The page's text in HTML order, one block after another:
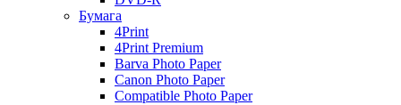
Бумага
4Print
4Print Premium
Barva Photo Paper
Canon Photo Paper
Compatible Photo Paper